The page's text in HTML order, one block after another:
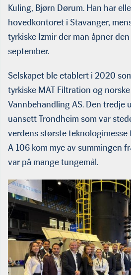
Kuling, Bjørn Dørum. Han har
hovedkontoret i Stavanger,
tyrkiske Izmir der man åpner
september.
Selskapet ble etablert i 2020
tyrkiske MAT Filtration og
Vannbehandling AS. Den tredje
uansett Trondheim som var
verdens største teknologimesse
A 106 kom mye av summingen
var på mange tungemål.